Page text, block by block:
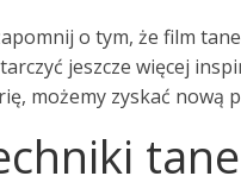
o tym, że film
jeszcze więcej
możemy zyskać nową